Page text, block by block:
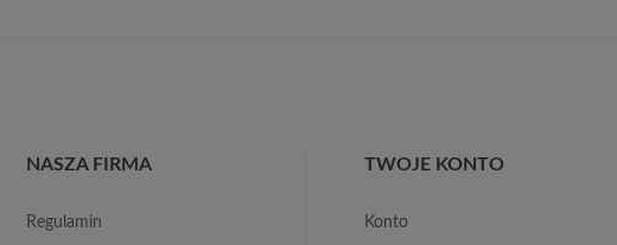
NASZA FIRMA
regulamin
TWOJE KONTO
konto